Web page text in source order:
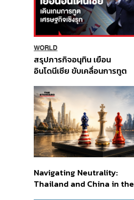
WORLD
สรุปภารกิจอนุทิน เยือน
อินโดนีเซีย ขับเคลื่อนการทูต
ส่วนยุทธศาสตร์ไทย –
อินโดนีเซีย
Navigating Neutrality:
Thailand and China in the